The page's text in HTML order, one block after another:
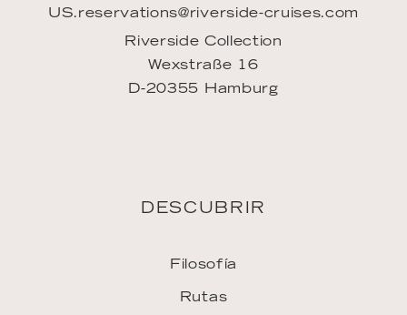
DESCUBRIR
Mi viaje